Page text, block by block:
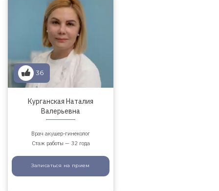
36
Курганская Наталия
Валерьевна
Врач акушер-гинеколог
Стаж работы — 32 года
Записаться на прием